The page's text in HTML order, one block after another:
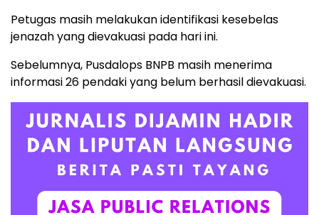
Petugas masih melakukan identifikasi kesebelas
jenazah yang dievakuasi pada hari ini.
Sebelumnya, Pusdalops BNPB masih menerima
informasi 26 pendaki yang belum berhasil dievakuasi.